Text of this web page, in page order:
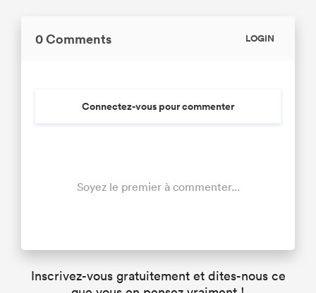
0 Comments LOGIN
Connectez-vous pour commenter
Soyez le premier à commenter...
Inscrivez-vous gratuitement et dites-nous ce